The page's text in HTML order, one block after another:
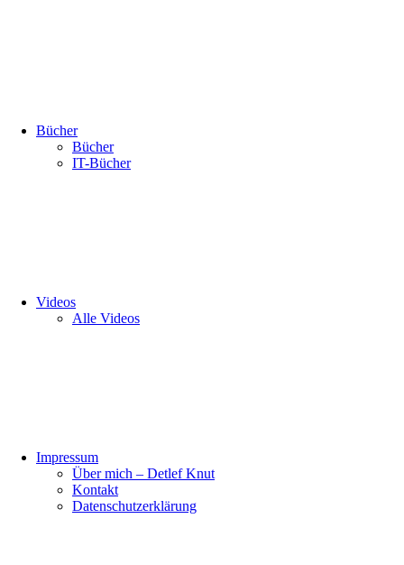
Bücher
Bücher
IT-Bücher
Videos
Alle Videos
Impressum
Über mich – Detlef Knut
Kontakt
Datenschutzerklärung